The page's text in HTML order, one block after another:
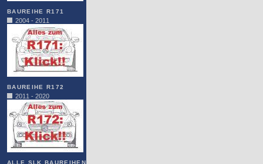
BAUREIHE R171
2004 - 2011
BAUREIHE R172
2011 - 2020
ALLE SLK BAUREIHEN